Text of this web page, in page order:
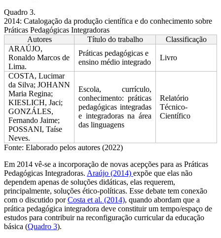
Quadro 3.
2014: Catalogação da produção científica e do conhecimento sobre
Práticas Pedagógicas Integradoras
Autores
Título do trabalho
Classificação
ARAÚJO,
Ronaldo Marcos de
Lima.
Práticas pedagógicas e
ensino médio integrado
Livro
COSTA, Lucimar
da Silva; JOHANN
Maria Regina;
KIESLICH, Jaci;
GONZÁLES,
Fernando Jaime;
POSSANI, Taíse
Neves.
Escola, currículo,
conhecimento: práticas
pedagógicas integradas
e integradoras na área
das linguagens
Relatório
Técnico-
Científico
Fonte: Elaborado pelos autores (2022)
Em 2014 vê-se a incorporação de novas acepções para as Práticas
Pedagógicas Integradoras. Araújo (2014) expõe que elas não
dependem apenas de soluções didáticas, elas requerem,
principalmente, soluções ético-políticas. Esse debate tem conexão
com o discutido porCosta et al. (2014), quando abordam que a
prática pedagógica integradora deve constituir um tempo/espaço de
estudos para contribuir na reconfiguração curricular da educação
básica (Quadro 3).